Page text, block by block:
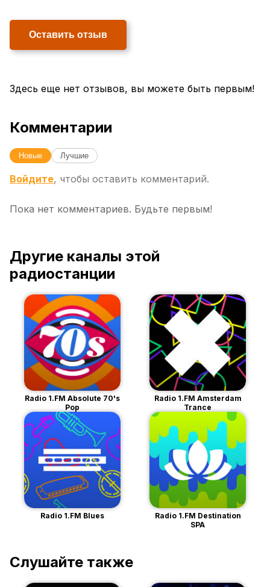
Оставить отзыв
Здесь еще нет отзывов, вы можете быть первым!
Комментарии
Новые Лучшие
Войдите, чтобы оставить комментарий.
Пока нет комментариев. Будьте первым!
Другие каналы этой
радиостанции
Radio 1.FM Absolute 70's
Pop
Radio 1.FM Amsterdam
Trance
Radio 1.FM Blues
Radio 1.FM Destination
SPA
Слушайте также